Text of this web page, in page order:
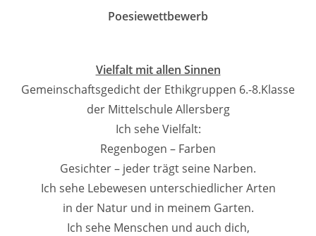
Poesiewettbewerb
Vielfalt mit allen Sinnen
Gemeinschaftsgedicht der Ethikgruppen 6.-8.Klasse
der Mittelschule Allersberg
Ich sehe Vielfalt:
Regenbogen – Farben
Gesichter – jeder trägt seine Narben.
Ich sehe Lebewesen unterschiedlicher Arten
in der Natur und in meinem Garten.
Ich sehe Menschen und auch dich,